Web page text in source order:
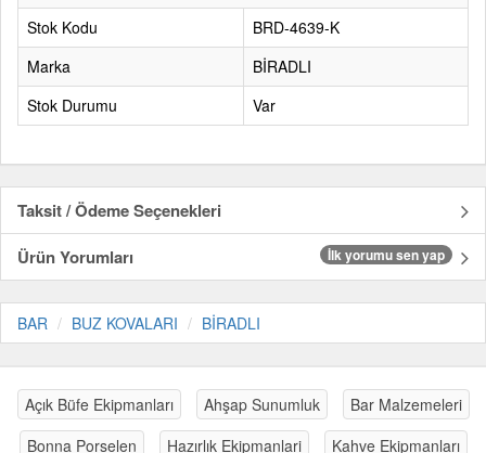
Stok Kodu
BRD-4639-K
Marka
BİRADLI
Stok Durumu
Var
Taksit / Ödeme Seçenekleri
Ürün Yorumları
İlk yorumu sen yap
BAR BUZ KOVALARI BİRADLI
Açık Büfe Ekipmanları Ahşap Sunumluk
Bar Malzemeleri
Bonna Porselen
Hazırlık Ekipmanlari Kahve Ekipmanları